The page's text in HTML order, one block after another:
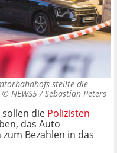
stellte die
© NEWS5 / Sebastian Peters
die Polizisten
das Auto
Bezahlen in das